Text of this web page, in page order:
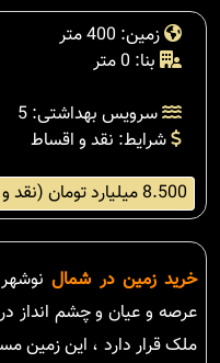
زمین: 400 متر
بنا: 0 متر
سرویس بهداشتی: 5
شرایط: نقد و اقساط
8.500 میلیارد تومان (نقد و اقساط)
خرید زمین در شمال
عرصه و عیان و چشم انداز
ملک قرار دارد ، این